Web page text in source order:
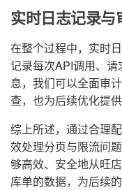
实时日志记录与
在整个过程中，实时
记录每次API调用、
息，我们可以全面审
查，也为后续优化提
综上所述，通过合理
效处理分页与限流问
够高效、安全地从旺
库单的数据，为后续